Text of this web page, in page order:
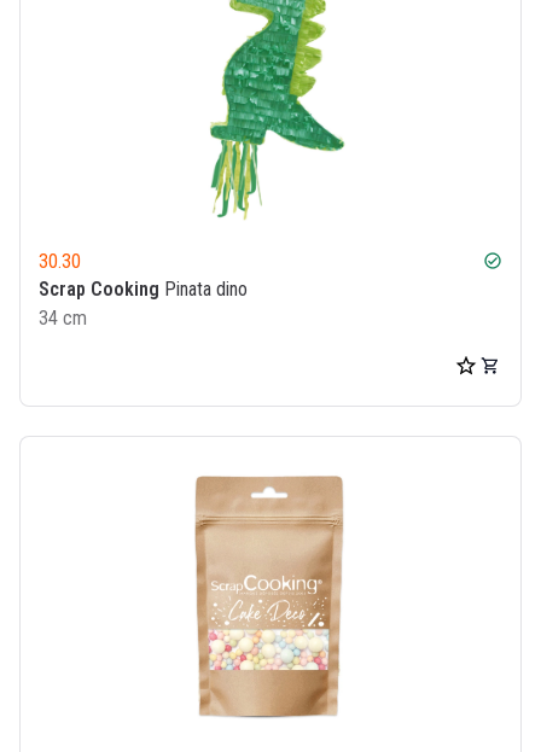
30.30 check_circle
Scrap Cooking Pinata dino
34 cm